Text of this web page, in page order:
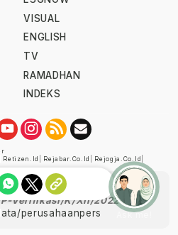
VISUAL
ENGLISH
TV
RAMADHAN
INDEKS
Retizen.id Rejabar.co.id Rejogja.co.id
oleh Dewan Pers
Verifikasi/K/XII/2022
perusahaanpers
Ask me!